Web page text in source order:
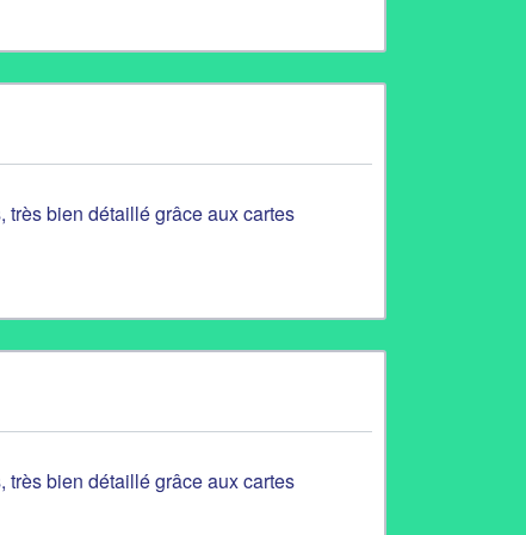
très bien détaillé grâce aux cartes
très bien détaillé grâce aux cartes